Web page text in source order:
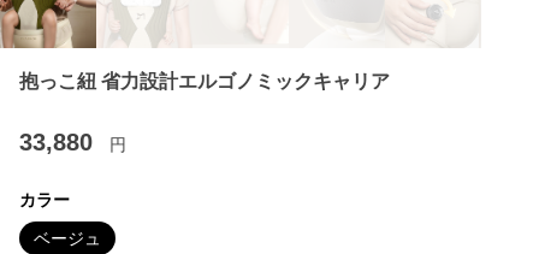
抱っこ紐 省力設計エルゴノミックキャリア
33,880 円
カラー
ベージュ